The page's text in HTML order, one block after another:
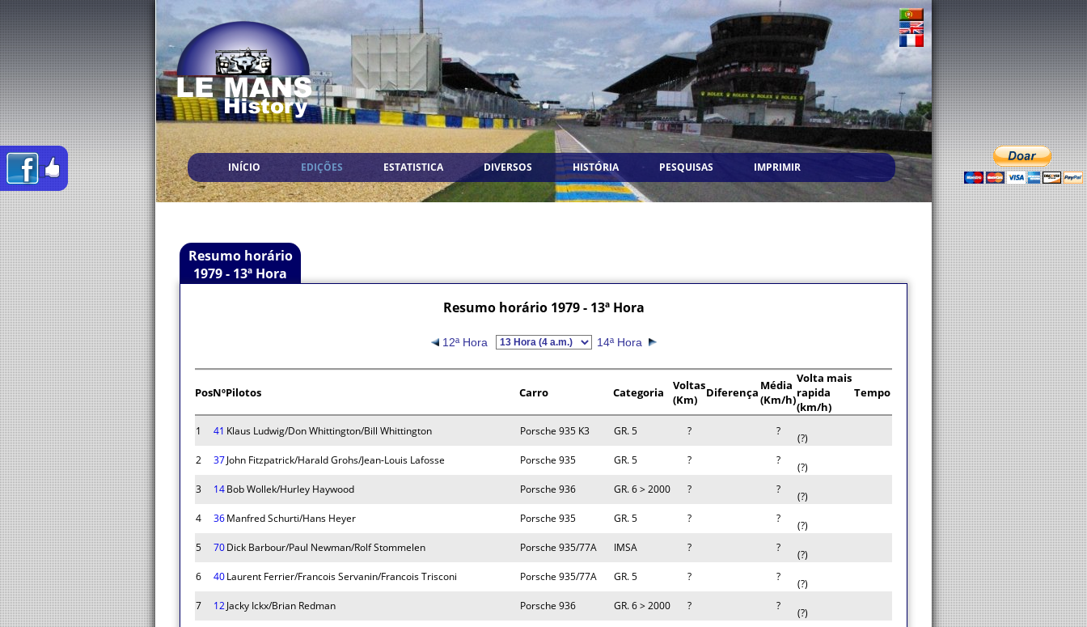
INÍCIO EDIÇÕES ESTATISTICA DIVERSOS HISTÓRIA PESQUISAS IMPRIMIR
Resumo horário
1979 - 13ª Hora
Resumo horário 1979 - 13ª Hora
12ª Hora 14ª Hora
PosNºPilotos Carro Categoria
Voltas
(Km)
Diferença Média
(Km/h)
Volta mais
rapida
(km/h)
Tempo
1 41 Klaus Ludwig/Don Whittington/Bill Whittington Porsche 935 K3 GR. 5 ? ?
(?)
2
37John Fitzpatrick/Harald Grohs/Jean-Louis Lafosse Porsche 935 GR. 5 ? ?
(?)
3
14Bob Wollek/Hurley Haywood Porsche 936 GR. 6 > 2000 ? ?
(?)
4
36Manfred Schurti/Hans Heyer Porsche 935 GR. 5 ? ?
(?)
5
70Dick Barbour/Paul Newman/Rolf Stommelen Porsche 935/77A IMSA ? ?
(?)
6
40Laurent Ferrier/Francois Servanin/Francois Trisconi Porsche 935/77A GR. 5 ? ?
(?)
7
12Jacky Ickx/Brian Redman Porsche 936 GR. 6 > 2000 ? ?
(?)